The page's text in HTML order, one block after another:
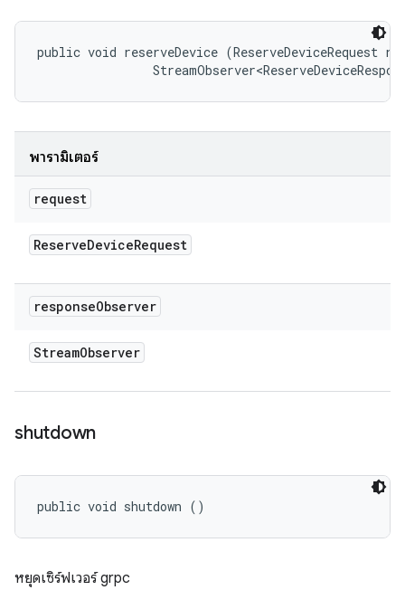
public void reserveDevice (ReserveDeviceRequest
พารามิเตอร์
request
ReserveDeviceRequest
responseObserver
StreamObserver
shutdown
public void shutdown ()
หยุดเซิร์ฟเวอร์ grpc